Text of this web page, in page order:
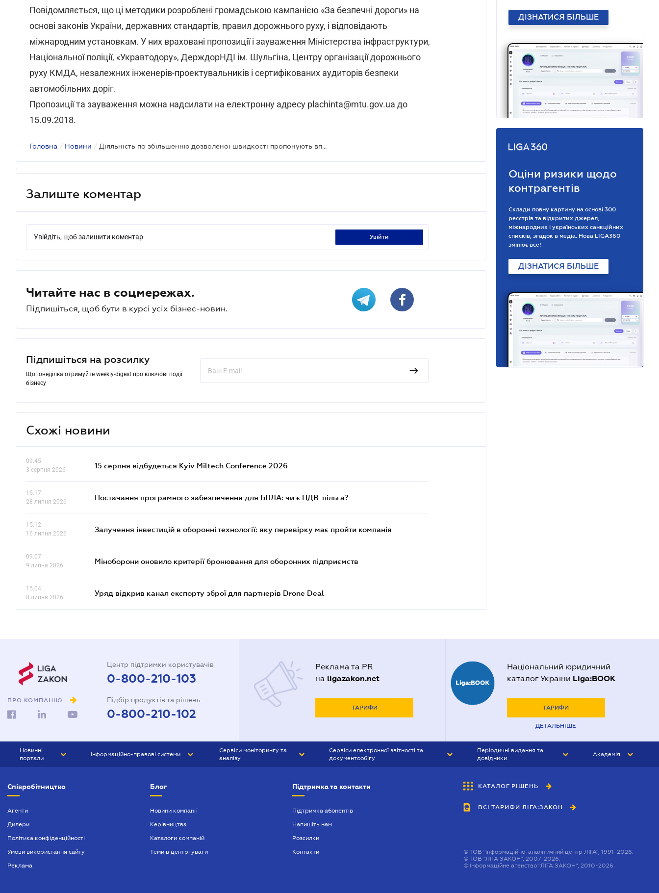
Повідомляється, що ці методики розроблені громадською кампанією «За безпечні дороги» на
основі законів України, державних стандартів, правил дорожнього руху, і відповідають
міжнародним установкам. У них враховані пропозиції і зауваження Міністерства інфраструктури,
Національної поліції, «Укравтодору», ДерждорНДІ ім. Шульгіна, Центру організації дорожнього
руху КМДА, незалежних інженерів-проектувальників і сертифікованих аудиторів безпеки
автомобільних доріг.
Пропозиції та зауваження можна надсилати на електронну адресу plachinta@mtu.gov.ua до
15.09.2018.
Головна / Новини / Діяльність по збільшенню дозволеної швидкості пропонують впорядкувати
Залиште коментар
Увійдіть, щоб залишити коментар увійти
Читайте нас в соцмережах.
Підпишіться, щоб бути в курсі усіх бізнес-новин.
Підпишіться на розсилку
Щопонеділка отримуйте weekly-digest про ключові події
бізнесу
Схожі новини
09.45
3 серпня 2026
15 серпня відбудеться Kyiv Miltech Conference 2026
16.17
28 липня 2026
Постачання програмного забезпечення для БПЛА: чи є ПДВ-пільга?
15.12
16 липня 2026
Залучення інвестицій в оборонні технології: яку перевірку має пройти компанія
09.07
9 липня 2026
Міноборони оновило критерії бронювання для оборонних підприємств
15.04
8 липня 2026
Уряд відкрив канал експорту зброї для партнерів Drone Deal
ДІЗНАТИСЯ БІЛЬШЕ
Оціни ризики щодо
контрагентів
Склади повну картину на основі 300
реєстрів та відкритих джерел,
міжнародних і українських санкційних
списків, згадок в медіа. Нова LIGA360
змінює все!
ДІЗНАТИСЯ БІЛЬШЕ
ПРО КОМПАНІЮ
Центр підтримки користувачів
0-800-210-103
Підбір продуктів та рішень
0-800-210-102
Реклама та PR
на ligazakon.net
ТАРИФИ
Національний юридичний
каталог України Liga:BOOK
ТАРИФИ
ДЕТАЛЬНІШЕ
Новинні
портали
БІЗНЕС
Інформаційно-правові системи
БУХГАЛТЕР ПРОФ
Сервіси моніторингу та
аналізу
Сервіси електронної звітності та
документообігу
Періодичні видання та
довідники
БУХГАЛТЕР&ЗАКОН
ВІСНИК МСФЗ
Академія
Співробітництво
Агенти
Дилери
Політика конфіденційності
Умови використання сайту
Реклама
Блог
Новини компанії
Керівництва
Каталоги компаній
Теми в центрі уваги
Підтримка та контакти
Підтримка абонентів
Напишіть нам
Розсилки
Контакти
КАТАЛОГ РІШЕНЬ
ВСІ ТАРИФИ ЛІГА:ЗАКОН
©ТОВ "інформаційно-аналітичний центр ЛІГА", 1991-2026.
©ТОВ "ЛІГА ЗАКОН", 2007-2026.
© Інформаційне агенство "ЛІГА:ЗАКОН", 2010-2026.